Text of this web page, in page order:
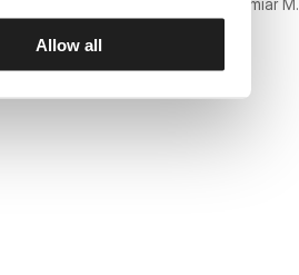
Allow all